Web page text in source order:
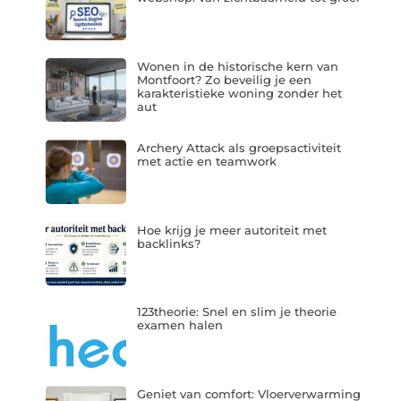
Wonen in de historische kern van
Montfoort? Zo beveilig je een
karakteristieke woning zonder het
aut
Archery Attack als groepsactiviteit
met actie en teamwork
Hoe krijg je meer autoriteit met
backlinks?
123theorie: Snel en slim je theorie
examen halen
Geniet van comfort: Vloerverwarming